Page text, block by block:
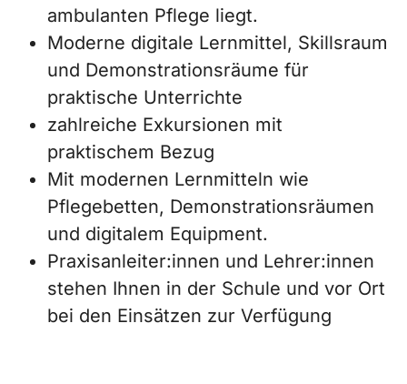
ambulanten Pflege liegt.
Moderne digitale Lernmittel, Skillsraum
und Demonstrationsräume für
praktische Unterrichte
zahlreiche Exkursionen mit
praktischem Bezug
Mit modernen Lernmitteln wie
Pflegebetten, Demonstrationsräumen
und digitalem Equipment.
Praxisanleiter:innen und Lehrer:innen
stehen Ihnen in der Schule und vor Ort
bei den Einsätzen zur Verfügung